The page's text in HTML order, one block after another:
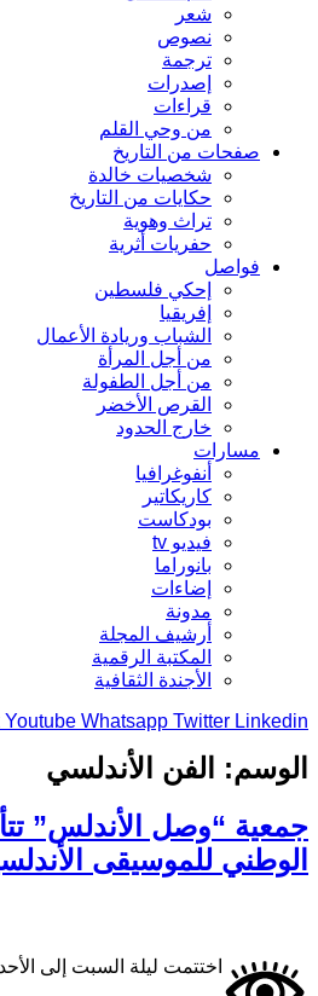
شعر
نصوص
ترجمة
إصدرات
قراءات
من وحي القلم
صفحات من التاريخ
شخصيات خالدة
حكايات من التاريخ
تراث وهوية
حفريات أثرية
فواصل
إحكي فلسطين
إفريقيا
الشباب وريادة الأعمال
من أجل المرأة
من أجل الطفولة
القرص الأخضر
خارج الحدود
مسارات
أنفوغرافيا
كاريكاتير
بودكاست
فيديو tv
بانوراما
إضاءات
مدونة
أرشيف المجلة
المكتبة الرقمية
الأجندة الثقافية
Youtube Whatsapp Twitter Linkedin
الوسم:
الفن الأندلسي
جمعية “وصل الأندلس”
الوطني للموسيقى